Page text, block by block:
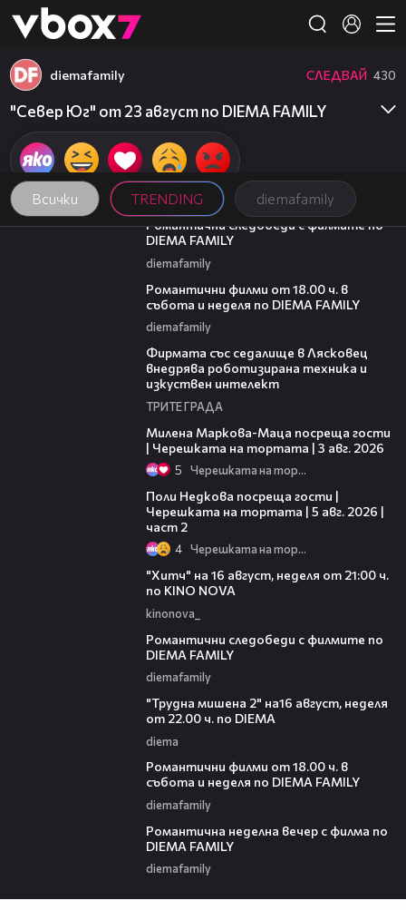
👾
Всички TRENDING diemafamily
diemafamily СЛЕДВАЙ 430
"Север Юг" от 23 август по DIEMA FAMILY
00:31
Романтични следобеди с филмите по
DIEMA FAMILY
diemafamily
Романтични филми от 18.00 ч. в
събота и неделя по DIEMA FAMILY
diemafamily
Фирмата със седалище в Лясковец
внедрява роботизирана техника и
изкуствен интелект
ТРИТЕ ГРАДА
Милена Маркова-Маца посреща гости
| Черешката на тортата | 3 авг. 2026
5 Черешката на тортата
Поли Недкова посреща гости |
Черешката на тортата | 5 авг. 2026 |
част 2
4 Черешката на тортата
"Хитч" на 16 август, неделя от 21:00 ч.
по KINO NOVA
kinonova_
Романтични следобеди с филмите по
DIEMA FAMILY
diemafamily
"Трудна мишена 2" на16 август, неделя
от 22.00 ч. по DIEMA
diema
Романтични филми от 18.00 ч. в
събота и неделя по DIEMA FAMILY
diemafamily
Романтичнa неделна вечер с филма по
DIEMA FAMILY
diemafamily